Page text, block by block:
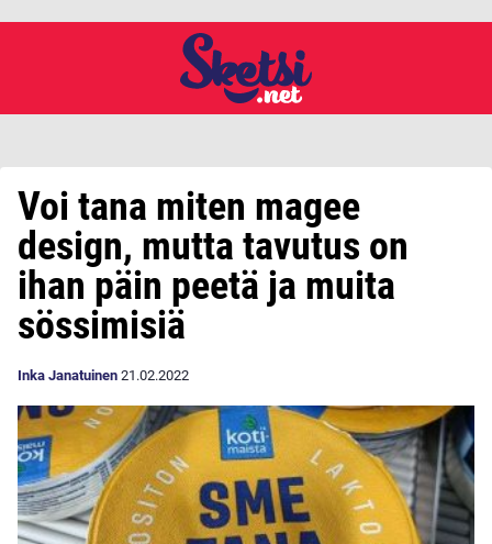
Voi tana miten magee
design, mutta tavutus on
ihan päin peetä ja muita
sössimisiä
Inka Janatuinen 21.02.2022